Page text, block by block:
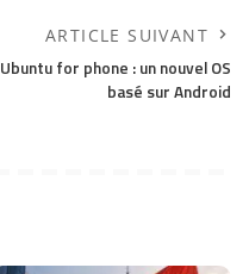
ARTICLE SUIVANT
Ubuntu for phone : un nouvel OS
basé sur Android